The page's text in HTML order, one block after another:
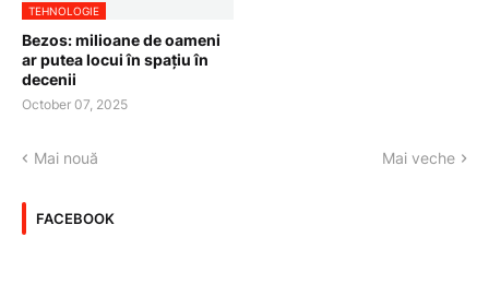
TEHNOLOGIE
Bezos: milioane de oameni
ar putea locui în spațiu în
decenii
October 07, 2025
Mai nouă Mai veche
FACEBOOK